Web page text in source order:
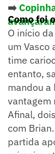
➡️
Como foi
O início
um Vasco
time
entanto,
mandou a
vantagem
Afinal,
com
partida